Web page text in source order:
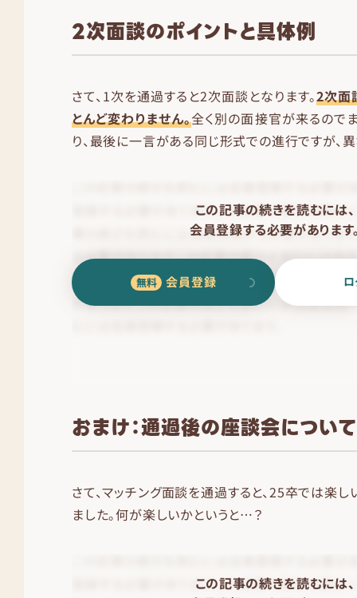
2次面談のポイントと具体例
さて、1次を通過すると2次面談となります。2次面
とんど変わりません。全く別の面接官が来るので
り、最後に一言がある同じ形式での進行ですが、
この記事の続きを読むには、
会員登録する必要があります
会員登録
おまけ：通過後の座談会について
さて、マッチング面談を通過すると、25卒では楽
ました。何が楽しいかというと…？
この記事の続きを読むには、